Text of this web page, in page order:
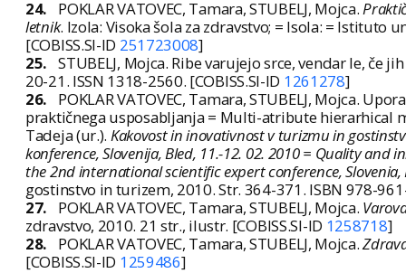
24.
POKLAR VATOVEC, Tamara, STUBELJ, Mojca.
letnik. Izola: Visoka šola za zdravstvo; = Isola: =
[COBISS.SI-ID 251723008]
25. STUBELJ, Mojca. Ribe varujejo srce, vendar le, če
20-21. ISSN 1318-2560. [COBISS.SI-ID 1261278]
26.
POKLAR VATOVEC, Tamara, STUBELJ, Mojca.
praktičnega usposabljanja = Multi-atribute hierarhical
Tadeja (ur.). Kakovost in inovativnost v turizmu in
konference, Slovenija, Bled, 11.-12. 02. 2010 = Quality
the 2nd international scientific expert conference,
gostinstvo in turizem, 2010. Str. 364-371. ISBN 978-
27.
POKLAR VATOVEC, Tamara, STUBELJ, Mojca.
zdravstvo, 2010. 21 str., ilustr. [COBISS.SI-ID 1258718]
28.
POKLAR VATOVEC, Tamara, STUBELJ, Mojca.
[COBISS.SI-ID 1259486]